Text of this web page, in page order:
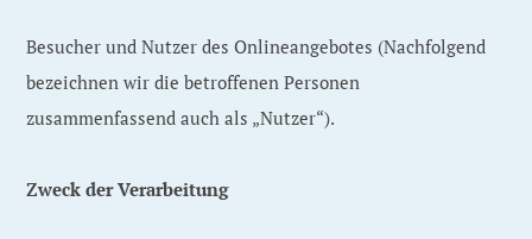
Besucher und Nutzer des Onlineangebotes (Nachfolgend
bezeichnen wir die betroffenen Personen
zusammenfassend auch als „Nutzer“).
Zweck der Verarbeitung